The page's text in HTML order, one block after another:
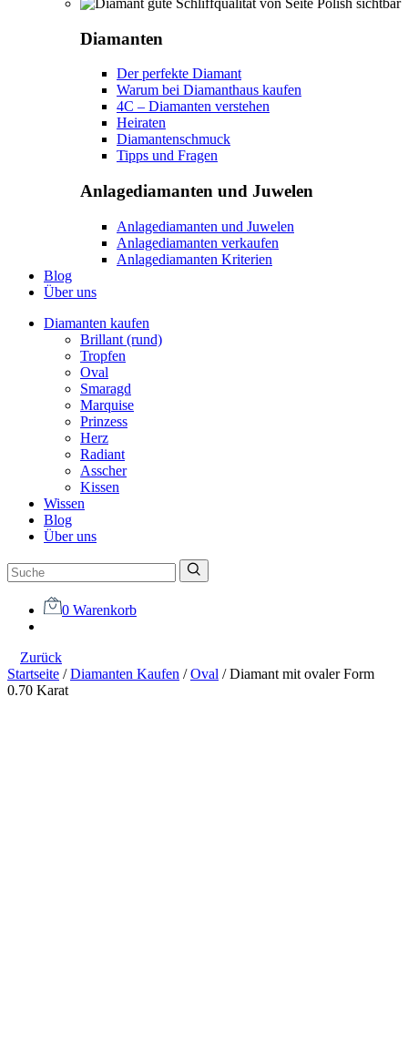
Diamanten
Der perfekte Diamant
Warum bei Diamanthaus kaufen
4C – Diamanten verstehen
Heiraten
Diamantenschmuck
Tipps und Fragen
Anlagediamanten und Juwelen
Anlagediamanten und Juwelen
Anlagediamanten verkaufen
Anlagediamanten Kriterien
Blog
Über uns
Diamanten kaufen
Brillant (rund)
Tropfen
Oval
Smaragd
Marquise
Prinzess
Herz
Radiant
Asscher
Kissen
Wissen
Blog
Über uns
0 Warenkorb
Zurück
Startseite /Diamanten Kaufen /Oval /Diamant mit ovaler Form
0.70 Karat